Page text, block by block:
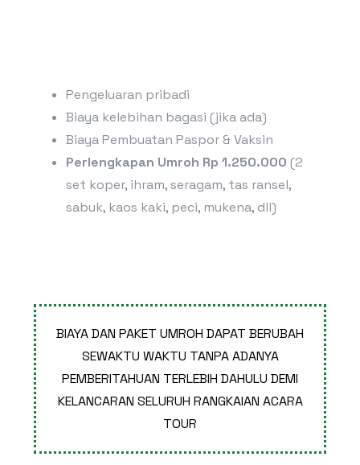
Pengeluaran pribadi
Biaya kelebihan bagasi (jika ada)
Biaya Pembuatan Paspor & Vaksin
Perlengkapan Umroh Rp 1.250.000 (2
set koper, ihram, seragam, tas ransel,
sabuk, kaos kaki, peci, mukena, dll)
BIAYA DAN PAKET UMROH DAPAT BERUBAH
SEWAKTU WAKTU TANPA ADANYA
PEMBERITAHUAN TERLEBIH DAHULU DEMI
KELANCARAN SELURUH RANGKAIAN ACARA
TOUR